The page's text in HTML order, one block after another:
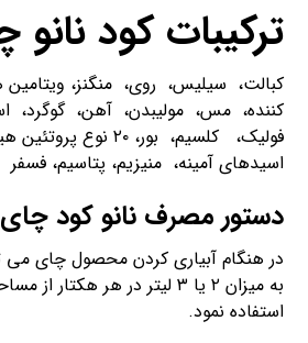
ترکیبات کود نانو
کبالت، سیلیس، روی، منگنز، ویتامین
کننده، مس، مولیبدن، آهن، گوگرد،
فولیک، کلسیم، بور، ۲۰
اسیدهای آمینه، منیزیم، پتاسیم، فسفر
دستور مصرف نانو کود چای
در هنگام آبیاری کردن محصول چای می
به میزان ۲ یا ۳ لیتر در هر
استفاده نمود.